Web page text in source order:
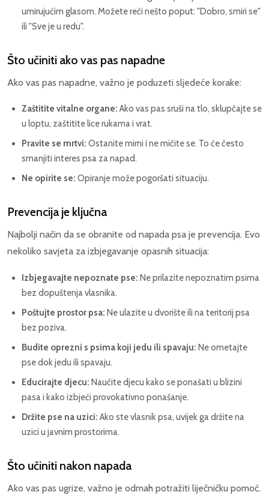
umirujućim glasom. Možete reći nešto poput: "Dobro, smiri se"
ili "Sve je u redu".
Što učiniti ako vas pas napadne
Ako vas pas napadne, važno je poduzeti sljedeće korake:
Zaštitite vitalne organe: Ako vas pas sruši na tlo, sklupčajte se
u loptu, zaštitite lice rukama i vrat.
Pravite se mrtvi: Ostanite mirni i ne mičite se. To će često
smanjiti interes psa za napad.
Ne opirite se: Opiranje može pogoršati situaciju.
Prevencija je ključna
Najbolji način da se obranite od napada psa je prevencija. Evo
nekoliko savjeta za izbjegavanje opasnih situacija:
Izbjegavajte nepoznate pse: Ne prilazite nepoznatim psima
bez dopuštenja vlasnika.
Poštujte prostor psa: Ne ulazite u dvorište ili na teritorij psa
bez poziva.
Budite oprezni s psima koji jedu ili spavaju: Ne ometajte
pse dok jedu ili spavaju.
Educirajte djecu: Naučite djecu kako se ponašati u blizini
pasa i kako izbjeći provokativno ponašanje.
Držite pse na uzici: Ako ste vlasnik psa, uvijek ga držite na
uzici u javnim prostorima.
Što učiniti nakon napada
Ako vas pas ugrize, važno je odmah potražiti liječničku pomoć.